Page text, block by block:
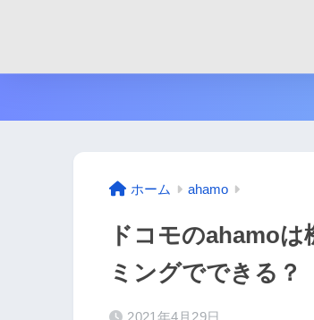
ホーム ahamo
ドコモのahamo
ミングでできる？